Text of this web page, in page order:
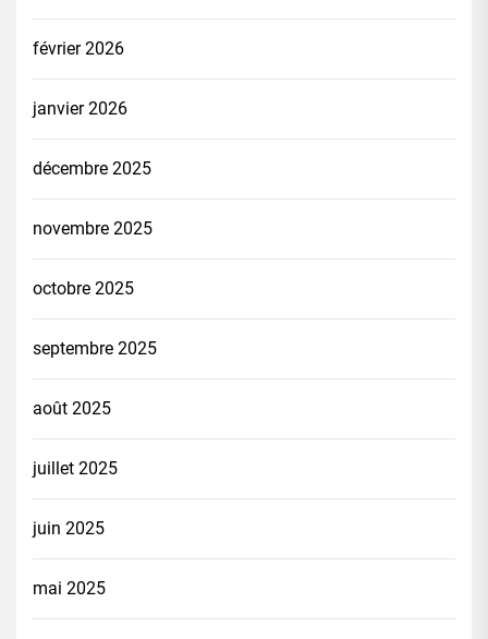
février 2026
janvier 2026
décembre 2025
novembre 2025
octobre 2025
septembre 2025
août 2025
juillet 2025
juin 2025
mai 2025